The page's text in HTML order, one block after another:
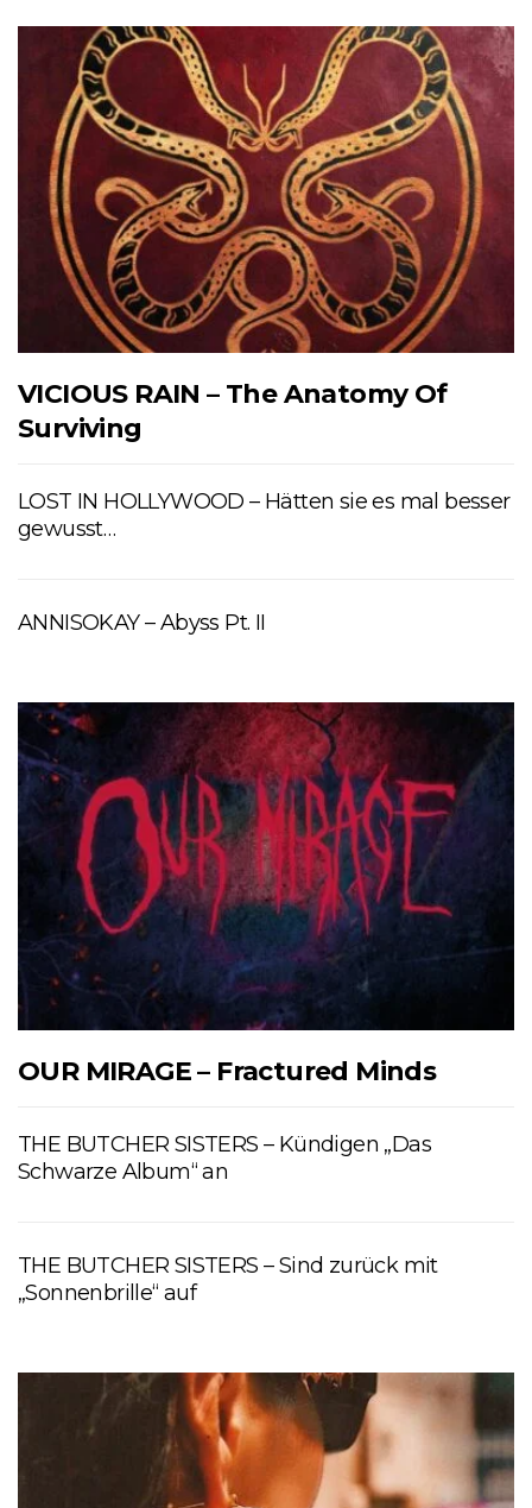
VICIOUS RAIN – The Anatomy Of
Surviving
LOST IN HOLLYWOOD – Hätten sie es mal besser
gewusst…
ANNISOKAY – Abyss Pt. II
OUR MIRAGE – Fractured Minds
THE BUTCHER SISTERS – Kündigen „Das
Schwarze Album“ an
THE BUTCHER SISTERS – Sind zurück mit
„Sonnenbrille“ auf